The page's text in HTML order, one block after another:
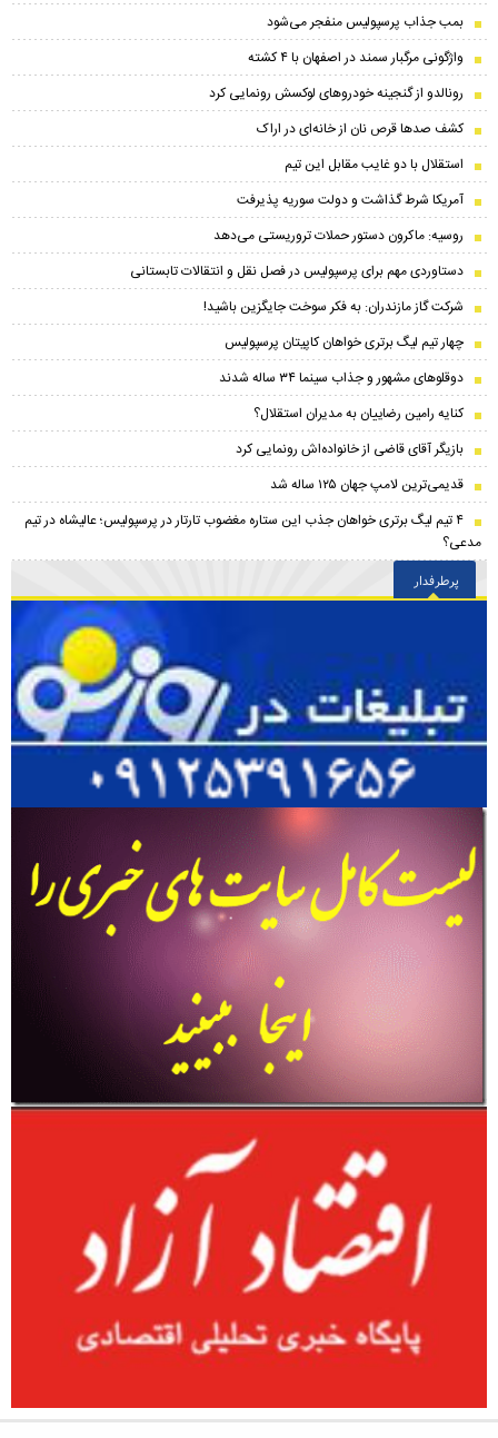
بمب جذاب پرسپولیس منفجر می‌شود
واژگونی مرگبار سمند در اصفهان با ۴ کشته
رونالدو از گنجینه خودروهای لوکسش رونمایی کرد
کشف صدها قرص نان از خانه‌ای در اراک
استقلال با دو غایب مقابل این تیم
آمریکا شرط گذاشت و دولت سوریه پذیرفت
روسیه: ماکرون دستور حملات تروریستی می‌دهد
دستاوردی مهم برای پرسپولیس در فصل نقل و انتقالات تابستانی
شرکت گاز مازندران: به فکر سوخت جایگزین باشید!
چهار تیم لیگ برتری خواهان کاپیتان پرسپولیس
دوقلوهای مشهور و جذاب سینما ۳۴ ساله شدند
کنایه رامین رضاییان به مدیران استقلال؟
بازیگر آقای قاضی از خانواده‌اش رونمایی کرد
قدیمی‌ترین لامپ جهان ۱۲۵ ساله شد
۴ تیم لیگ برتری خواهان جذب این ستاره مغضوب تارتار در پرسپولیس؛‌ عالیشاه در تیم
مدعی؟
پرطرفدار